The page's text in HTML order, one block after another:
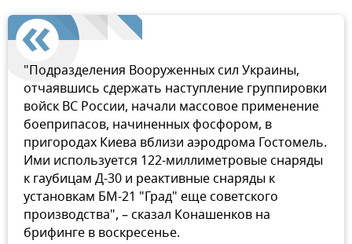
"Подразделения Вооруженных сил Украины,
отчаявшись сдержать наступление группировки
войск ВС России, начали массовое применение
боеприпасов, начиненных фосфором, в
пригородах Киева вблизи аэродрома Гостомель.
Ими используется 122-миллиметровые снаряды
к гаубицам Д-30 и реактивные снаряды к
установкам БМ-21 "Град" еще советского
производства", – сказал Конашенков на
брифинге в воскресенье.